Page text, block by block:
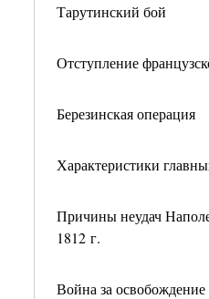
Тарутинский бой
Отступление
Березинская операция
Характеристики
Причины неудач
1812 г.
Война за